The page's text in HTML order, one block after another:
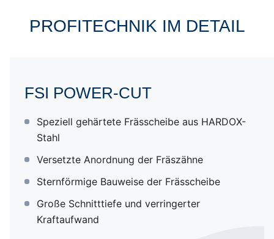
PROFITECHNIK IM DETAIL
POWER-CLUTCH
Fräszähne
FSI POWER-CUT
Speziell gehärtete Frässcheibe aus HARDOX-
Stahl
Versetzte Anordnung der Fräszähne
Sternförmige Bauweise der Frässcheibe
Große Schnitttiefe und verringerter
Kraftaufwand